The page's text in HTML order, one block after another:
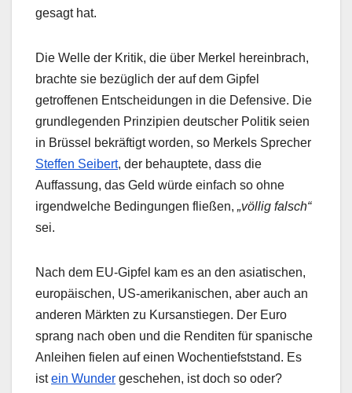
gesagt hat.
Die Welle der Kritik, die über Merkel hereinbrach,
brachte sie bezüglich der auf dem Gipfel
getroffenen Entscheidungen in die Defensive. Die
grundlegenden Prinzipien deutscher Politik seien
in Brüssel bekräftigt worden, so Merkels Sprecher
Steffen Seibert, der behauptete, dass die
Auffassung, das Geld würde einfach so ohne
irgendwelche Bedingungen fließen, „völlig falsch“
sei.
Nach dem EU-Gipfel kam es an den asiatischen,
europäischen, US-amerikanischen, aber auch an
anderen Märkten zu Kursanstiegen. Der Euro
sprang nach oben und die Renditen für spanische
Anleihen fielen auf einen Wochentiefststand. Es
istein Wunder geschehen, ist doch so oder?